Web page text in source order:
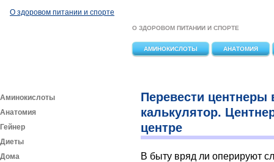
О здоровом питании и спорте
О ЗДОРОВОМ ПИТАНИИ И СПОРТЕ
АМИНОКИСЛОТЫ АНАТОМИЯ
Аминокислоты
Анатомия
Гейнер
Диеты
Дома
Перевести
калькулятор.
центре
В быту вряд ли оперируют